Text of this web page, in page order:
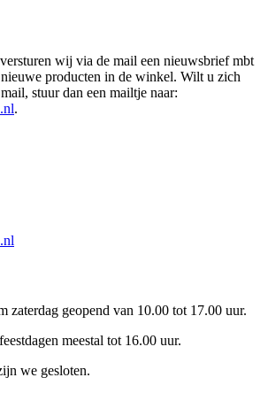
wij via de mail een nieuwsbrief mbt
producten in de winkel. Wilt u zich
stuur dan een mailtje naar:
.
zaterdag geopend van 10.00 tot 17.00 uur.
meestal tot 16.00 uur.
we gesloten.